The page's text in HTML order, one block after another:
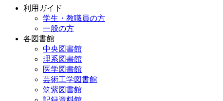
利用ガイド
学生・教職員の方
一般の方
各図書館
中央図書館
理系図書館
医学図書館
芸術工学図書館
筑紫図書館